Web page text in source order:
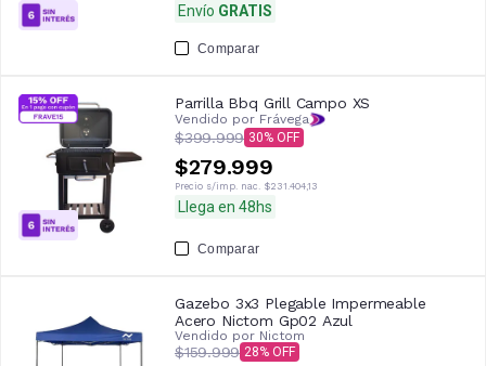
Envío GRATIS
Comparar
Parrilla Bbq Grill Campo XS
Vendido por Frávega
$399.999 30
$279.999
Precio s/imp. nac. $231.404,13
Llega en 48hs
Comparar
Gazebo 3x3 Plegable Impermeable
Acero Nictom Gp02 Azul
Vendido por Nictom
$159.999 28